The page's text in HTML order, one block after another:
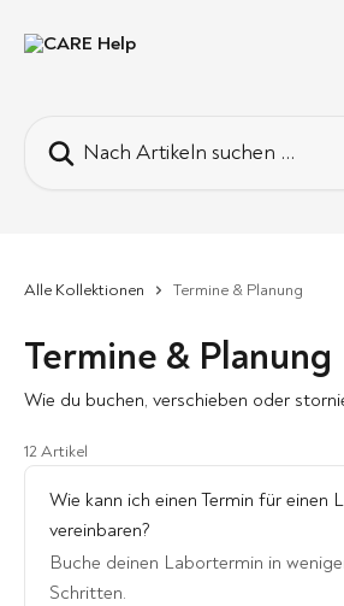
Alle Kollektionen Termine & Planung
Termine & Planung
Wie du buchen, verschieben oder
12 Artikel
Wie kann ich einen Termin für einen
vereinbaren?
Buche deinen Labortermin in
Schritten.